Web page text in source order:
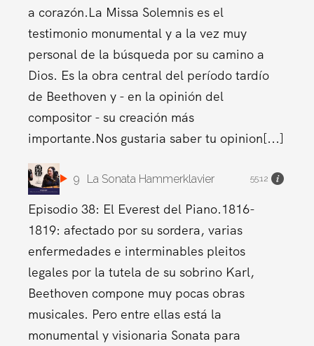
a corazón.La Missa Solemnis es el
testimonio monumental y a la vez muy
personal de la búsqueda por su camino a
Dios. Es la obra central del período tardío
de Beethoven y - en la opinión del
compositor - su creación más
importante.Nos gustaria saber tu opinion[...]
9 La Sonata Hammerklavier 55:12
Episodio 38: El Everest del Piano.1816-
1819: afectado por su sordera, varias
enfermedades e interminables pleitos
legales por la tutela de su sobrino Karl,
Beethoven compone muy pocas obras
musicales. Pero entre ellas está la
monumental y visionaria Sonata para